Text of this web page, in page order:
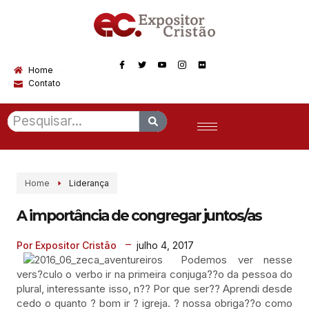
Home
Contato
Home Liderança
A importância de congregar juntos/as
Por Expositor Cristão julho 4, 2017
Podemos ver nesse
vers?culo o verbo ir na primeira conjuga??o da pessoa do
plural, interessante isso, n?? Por que ser?? Aprendi desde
cedo o quanto ? bom ir ? igreja. ? nossa obriga??o como